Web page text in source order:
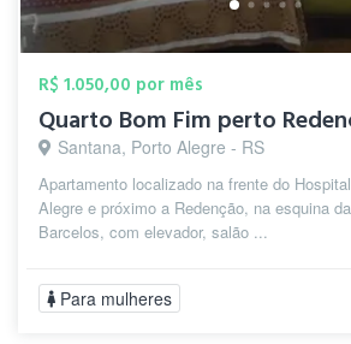
R$ 1.050,00 por mês
Quarto Bom Fim perto
Santana, Porto Alegre - RS
Apartamento localizado na frente do
Alegre e próximo a Redenção, na esquina
Barcelos, com elevador, salão ...
Para mulheres